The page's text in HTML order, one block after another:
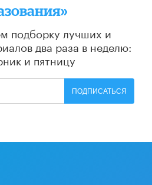
подборку лучших и
два раза в неделю:
и пятницу
ПОДПИСАТЬСЯ